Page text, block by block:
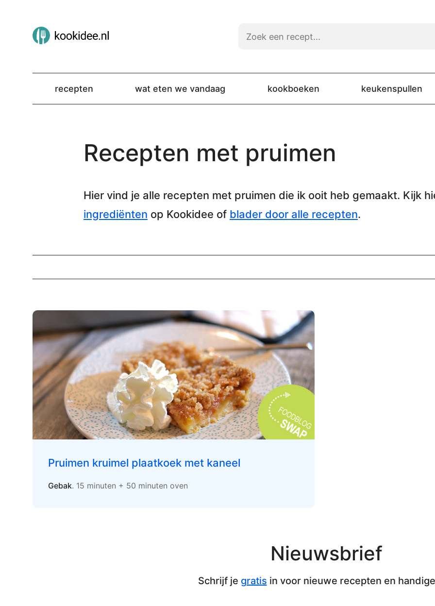
recepten wat eten we vandaag kookboeken keukenspullen
Recepten met pruimen
Hier vind je alle recepten met pruimen die ik ooit heb gemaakt. Kijk
ingrediënten op Kookidee of blader door alle recepten.
Pruimen kruimel plaatkoek met kaneel
Gebak. 15 minuten + 50 minuten oven
Nieuwsbrief
Schrijf je gratis in voor nieuwe recepten en